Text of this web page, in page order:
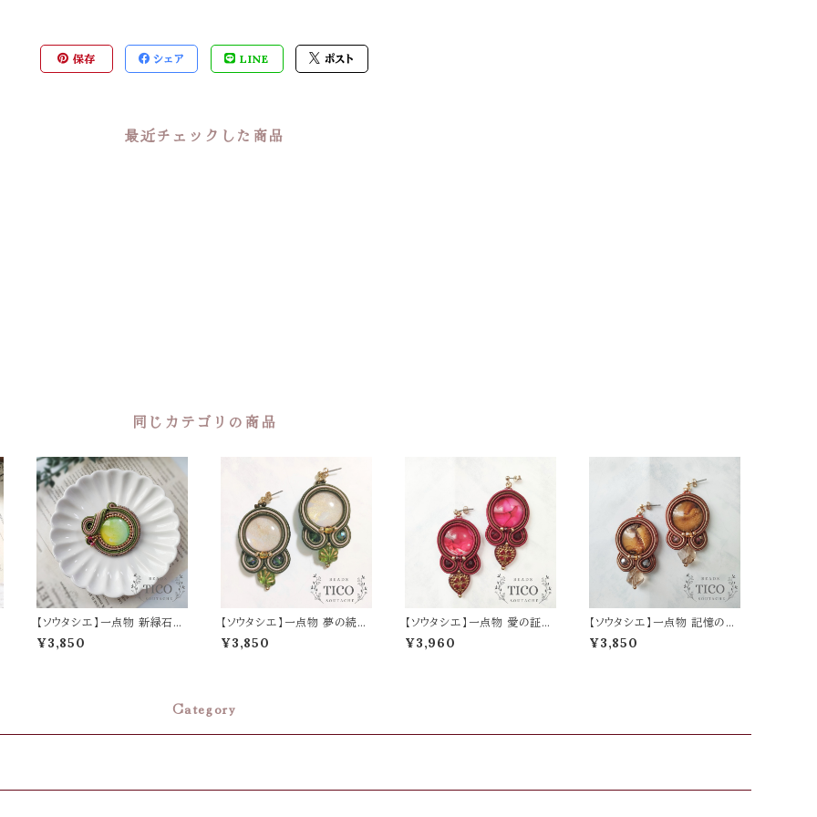
保存 シェア LINE ポスト
最近チェックした商品
同じカテゴリの商品
【ソウタシエ】一点物 新緑石
（ブローチ）
¥3,850
【ソウタシエ】一点物 夢の続き
緑 （ピアス/イヤリング）母の
日 誕生日 プレゼント
¥3,850
【ソウタシエ】一点物 愛の証明
赤 （ピアス/イヤリング）母の
日 誕生日 プレゼント
¥3,960
【ソウタシエ】一点物 記憶の扉
（ピアス/イヤリング）母の日
誕生日 プレゼント
¥3,850
Category